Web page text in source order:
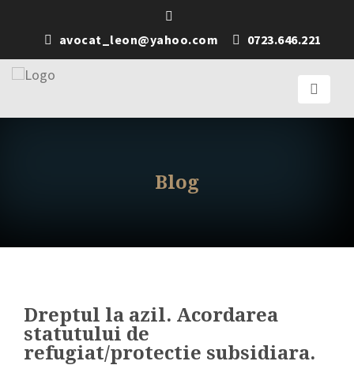
avocat_leon@yahoo.com 0723.646.221
Blog
Dreptul la azil. Acordarea
statutului de
refugiat/protectie subsidiara.